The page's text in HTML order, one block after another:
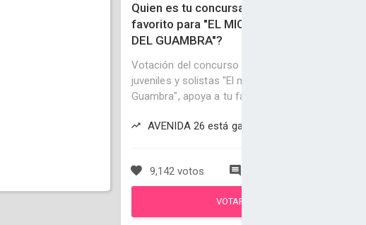
Quien es tu concursante
favorito para "EL MICROFONO
DEL GUAMBRA"?
Votación del concurso de bandas
juveniles y solistas "El microfono del
Guambra", apoya a tu favorito¡¡
AVENIDA 26 está ganando
9,142 votos
VOTAR